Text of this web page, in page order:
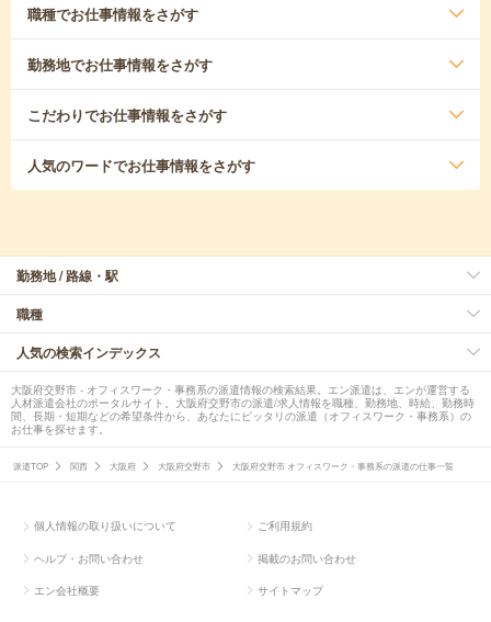
職種でお仕事情報をさがす
勤務地でお仕事情報をさがす
こだわりでお仕事情報をさがす
人気のワードでお仕事情報をさがす
勤務地 / 路線・駅
職種
人気の検索インデックス
大阪府交野市 - オフィスワーク・事務系の派遣情報の検索結果。エン派遣は、エンが運営する
人材派遣会社のポータルサイト。大阪府交野市の派遣/求人情報を職種、勤務地、時給、勤務時
間、長期・短期などの希望条件から、あなたにピッタリの派遣（オフィスワーク・事務系）の
お仕事を探せます。
派遣TOP 関西 大阪府 大阪府交野市 大阪府交野市 オフィスワーク・事務系の派遣の仕事一覧
個人情報の取り扱いについて ご利用規約
ヘルプ・お問い合わせ 掲載のお問い合わせ
エン会社概要 サイトマップ